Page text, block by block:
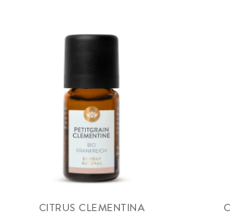
Wildsammlung sowie die langjährige
Destillateure. Das Zusammenspiel dieser
für unsere besonders aromatischen
und rein sowie garantiert frei von
CITRUS CLEMENTINA